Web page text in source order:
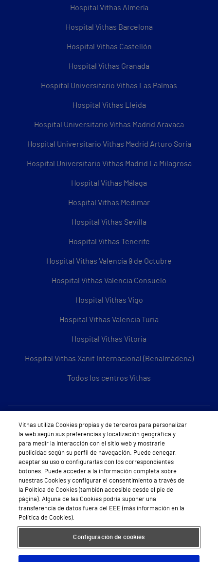
Hospital Vithas Almería
Hospital Vithas Barcelona
Hospital Vithas Castellón
Hospital Vithas Granada
Hospital Universitario Vithas Las Palmas
Hospital Vithas Lleida
Hospital Universitario Vithas Madrid Aravaca
Hospital Universitario Vithas Madrid Arturo Soria
Hospital Universitario Vithas Madrid La Milagrosa
Hospital Vithas Málaga
Hospital Vithas Medimar
Hospital Vithas Sevilla
Hospital Vithas Tenerife
Hospital Vithas Valencia 9 de Octubre
Hospital Vithas Valencia Consuelo
Hospital Vithas Vigo
Hospital Vithas Valencia Turia
Hospital Vithas Vitoria
Hospital Vithas Xanit Internacional (Benalmádena)
Todos los centros Vithas
Sobre Vithas
Quiénes somos
Trabajar en Vithas
Teléfono Cita Médica
Teléfono Atención al Cliente
Política de seguridad y salud en el trabajo
Conoce a Supervita
Vithas utiliza Cookies propias y de terceros para personalizar
la web según sus preferencias y localización geográfica y
para medir la interacción con el sitio web y mostrarle
publicidad según su perfil de navegación. Puede denegar,
aceptar su uso o configurarlas con los correspondientes
botones. Puede acceder a la información completa sobre
nuestras Cookies y configurar el consentimiento a través de
la Política de Cookies (también accesible desde el pie de
página). Alguna de las Cookies podría suponer una
transferencia de datos fuera del EEE (más información en la
Política de Cookies).
Configuración de cookies